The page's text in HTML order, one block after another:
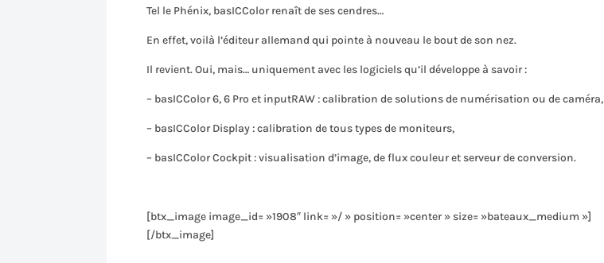
Tel le Phénix, basICColor renaît de ses cendres…
En effet, voilà l’éditeur allemand qui pointe à nouveau le bout de son nez.
Il revient. Oui, mais… uniquement avec les logiciels qu’il développe à savoir :
– basICColor 6, 6 Pro et inputRAW : calibration de solutions de numérisation ou de caméra,
– basICColor Display : calibration de tous types de moniteurs,
– basICColor Cockpit : visualisation d’image, de flux couleur et serveur de conversion.
[btx_image image_id= »1908″ link= »/ » position= »center » size= »bateaux_medium »]
[/btx_image]